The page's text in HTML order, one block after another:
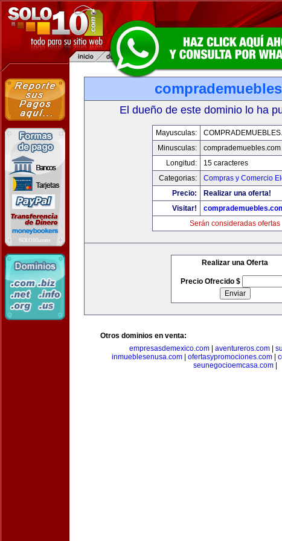
El dueño de este dominio lo ha
Mayusculas:
Minusculas:
comprademuebles.com
Longitud:
15 caracteres
Categorias:
Compras y Comercio
Precio:
Realizar una oferta!
Visitar!
Serán consideradas ofertas
Realizar una Oferta
Precio Ofrecido $
Otros dominios en venta:
empresasdemexico.com| aventureros.com|
inmueblesenusa.com| ofertasypromociones.com|
seunegocioemcasa.com|